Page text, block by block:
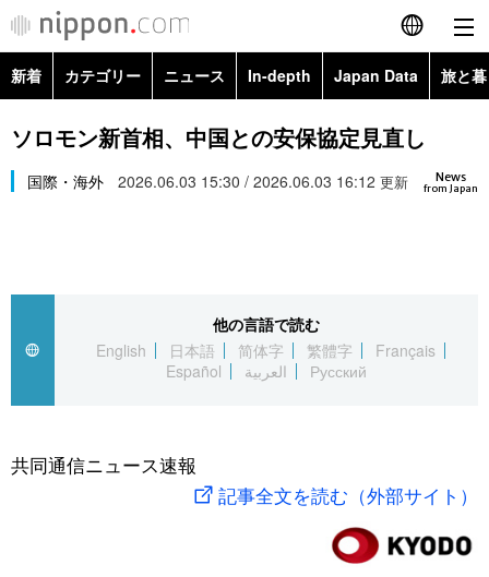
English
简体字
繁體字
العربية
社会
旅と暮らし
新着 カテゴリー ニュース In-depth Japan Data 旅と
政治・外交
経済・ビジネス
社会
文化
科学・技術
暮らし
Topics
Images
お知らせ
ソロモン新首相、中国との安保協定見直し
News
from Japan
国際・海外 2026.06.03 15:30 / 2026.06.03 16:12 更新
他の言語で読む
English
日本語 简体字 繁體字
Français
Español
العربية Русский
共同通信ニュース速報
記事全文を読む（外部サイト）